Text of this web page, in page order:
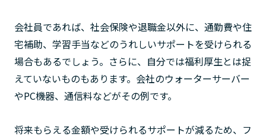
会社員であれば、社会保険や退職金以外に、通勤費や住
宅補助、学習手当などのうれしいサポートを受けられる
場合もあるでしょう。さらに、自分では福利厚生とは捉
えていないものもあります。会社のウォーターサーバー
やPC機器、通信料などがその例です。
将来もらえる金額や受けられるサポートが減るため、フ